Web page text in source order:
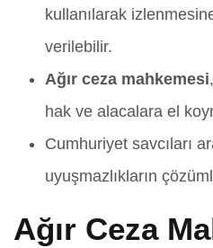
kullanılarak
verilebilir.
Ağır ceza mahkemesi
hak ve alacalara el
Cumhuriyet savcıları
uyuşmazlıkların
Ağır Ceza